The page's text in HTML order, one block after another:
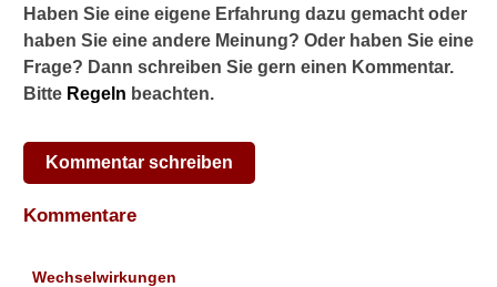
Haben Sie eine eigene Erfahrung dazu gemacht oder
haben Sie eine andere Meinung? Oder haben Sie eine
Frage? Dann schreiben Sie gern einen Kommentar.
Bitte Regeln beachten.
Kommentar schreiben
Kommentare
Wechselwirkungen